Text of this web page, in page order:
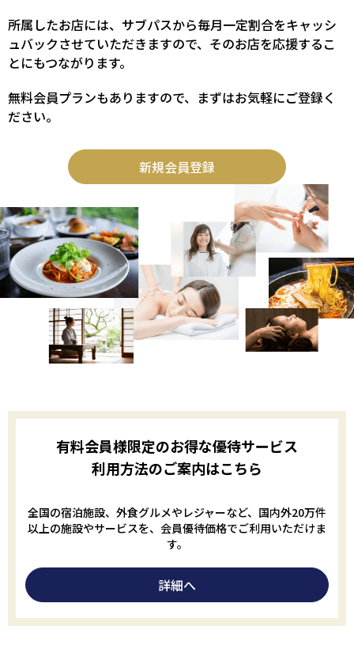
所属したお店には、サブパスから毎月一定割合をキャッシ
ュバックさせていただきますので、そのお店を応援するこ
とにもつながります。
無料会員プランもありますので、まずはお気軽にご登録く
ださい。
新規会員登録
有料会員様限定のお得な優待サービス
利用方法のご案内はこちら
全国の宿泊施設、外食グルメやレジャーなど、国内外20万件
以上の施設やサービスを、会員優待価格でご利用いただけま
す。
詳細へ